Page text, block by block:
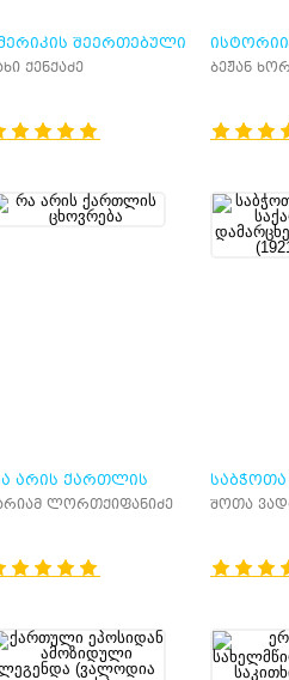
ᲨᲔᲔᲠᲗᲔᲑᲣᲚᲘ
ᲡᲐᲒᲐᲠᲔᲝ
ქენქაძე ბეჟან
ᲐᲠᲘᲡ ᲥᲐᲠᲗᲚᲘᲡ
ლორთქიფანიძე შოთა